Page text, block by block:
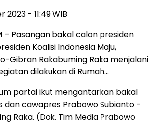
2023 - 11:49 WIB
– Pasangan bakal calon presiden
Koalisi Indonesia Maju,
Gibran Rakabuming Raka menjalani
dilakukan di Rumah…